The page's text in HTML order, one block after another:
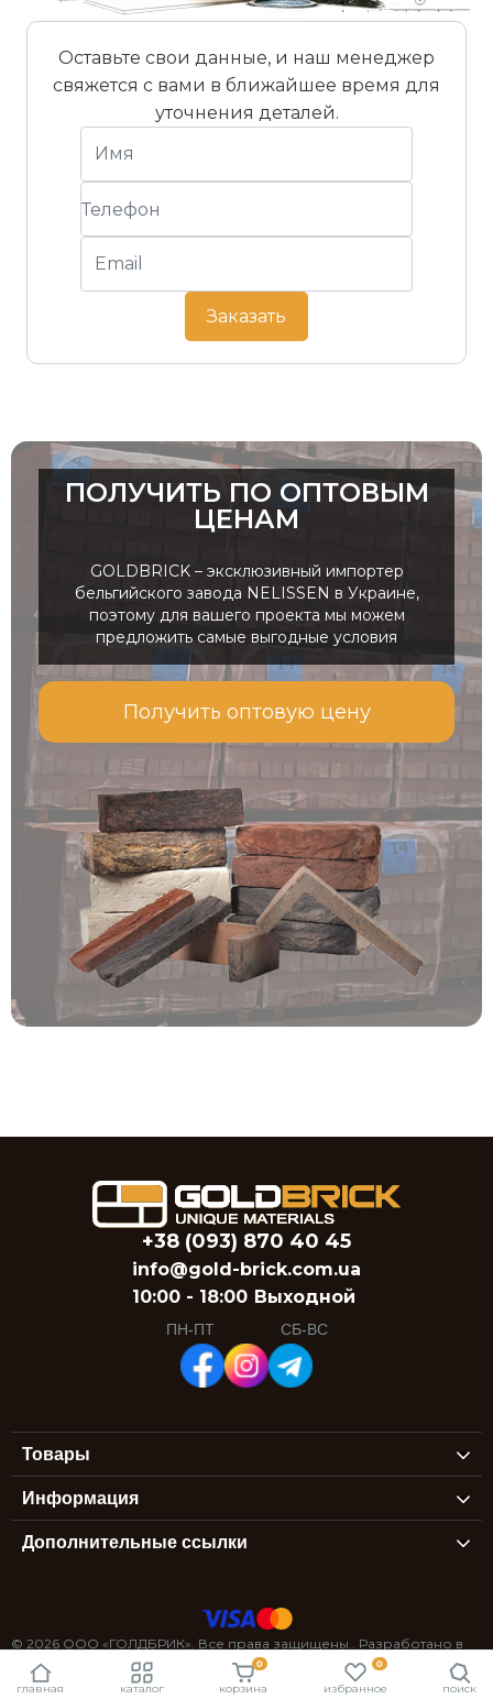
Оставьте свои данные, и наш менеджер
свяжется с вами в ближайшее время для
уточнения деталей.
Заказать
ПОЛУЧИТЬ ПО ОПТОВЫМ
ЦЕНАМ
GOLDBRICK – эксклюзивный импортер
бельгийского завода NELISSEN в Украине,
поэтому для вашего проекта мы можем
предложить самые выгодные условия
Получить оптовую цену
+38 (093) 870 40 45
info@gold-brick.com.ua
10:00 - 18:00
ПН-ПТ
Выходной
СБ-ВС
Товары
Информация
Дополнительные ссылки
© 2026 ООО «ГОЛДБРИК». Все права защищены.. Разработано в
StexSoft
главная каталог
0
корзина
0
избранное поиск